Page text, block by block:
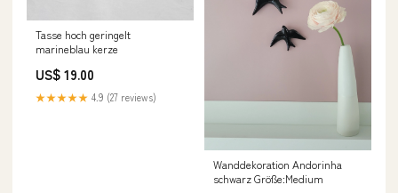
Tasse hoch geringelt
marineblau kerze
US$ 19.00
★★★★★ 4.9 (27 reviews)
Wanddekoration Andorinha
schwarz Größe:Medium